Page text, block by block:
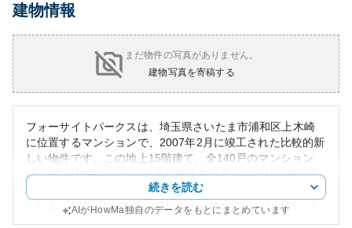
建物情報
まだ物件の写真がありません。
建物写真を寄稿する
フォーサイトパークスは、埼玉県さいたま市浦和区上木崎
に位置するマンションで、2007年2月に竣工された比較的新
しい物件です。この地上15階建て、全140戸のマンション
は、RC（鉄筋コンクリート）構造を採用しており、耐震性
や耐久性に優れています。
**周辺環境**に関しては、浦和駅から徒歩圏内で利便性が高
続きを読む
AIがHowMa独自のデータをもとにまとめています